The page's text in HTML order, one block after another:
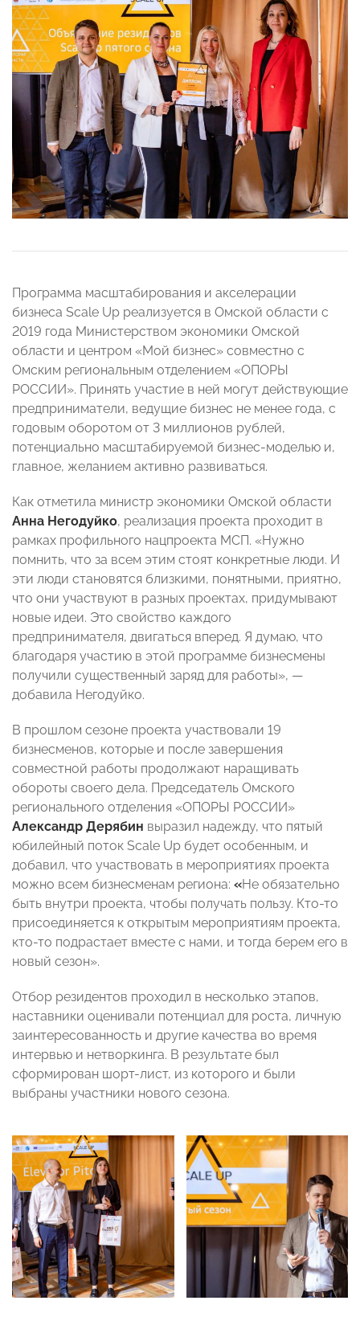
Программа масштабирования и акселерации
бизнеса Scale Up реализуется в Омской области с
2019 года Министерством экономики Омской
области и центром «Мой бизнес» совместно с
Омским региональным отделением «ОПОРЫ
РОССИИ». Принять участие в ней могут действующие
предприниматели, ведущие бизнес не менее года, с
годовым оборотом от 3 миллионов рублей,
потенциально масштабируемой бизнес-моделью и,
главное, желанием активно развиваться.
Как отметила министр экономики Омской области
Анна Негодуйко, реализация проекта проходит в
рамках профильного нацпроекта МСП. «Нужно
помнить, что за всем этим стоят конкретные люди. И
эти люди становятся близкими, понятными, приятно,
что они участвуют в разных проектах, придумывают
новые идеи. Это свойство каждого
предпринимателя, двигаться вперед. Я думаю, что
благодаря участию в этой программе бизнесмены
получили существенный заряд для работы», —
добавила Негодуйко.
В прошлом сезоне проекта участвовали 19
бизнесменов, которые и после завершения
совместной работы продолжают наращивать
обороты своего дела. Председатель Омского
регионального отделения «ОПОРЫ РОССИИ»
Александр Дерябин выразил надежду, что пятый
юбилейный поток Scale Up будет особенным, и
добавил, что участвовать в мероприятиях проекта
можно всем бизнесменам региона: «Не обязательно
быть внутри проекта, чтобы получать пользу. Кто-то
присоединяется к открытым мероприятиям проекта,
кто-то подрастает вместе с нами, и тогда берем его в
новый сезон».
Отбор резидентов проходил в несколько этапов,
наставники оценивали потенциал для роста, личную
заинтересованность и другие качества во время
интервью и нетворкинга. В результате был
сформирован шорт-лист, из которого и были
выбраны участники нового сезона.